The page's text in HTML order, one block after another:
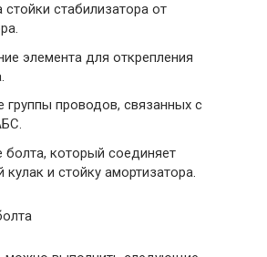
стойки стабилизатора от
элемента для открепления
группы проводов, связанных с
болта, который соединяет
и стойку амортизатора.